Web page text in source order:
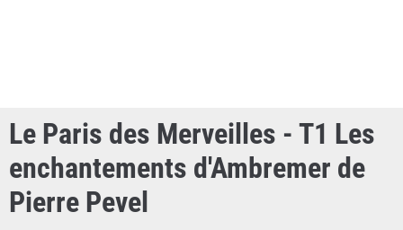
Le Paris des Merveilles - T1 Les
enchantements d'Ambremer de
Pierre Pevel